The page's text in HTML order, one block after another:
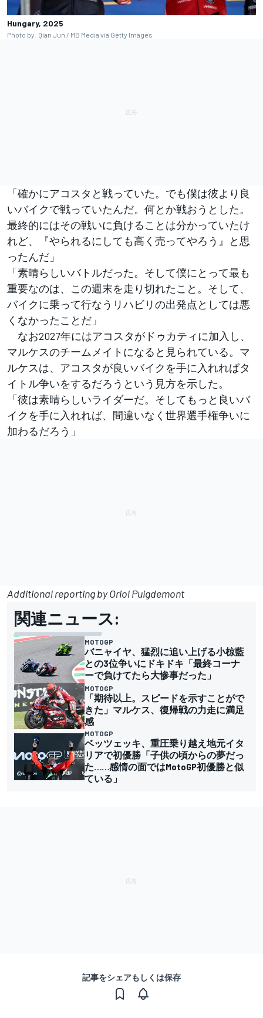
Hungary, 2025
Photo by: Qian Jun / MB Media via Getty Images
「確かにアコスタと戦っていた。でも僕は彼より良
いバイクで戦っていたんだ。何とか戦おうとした。
最終的にはその戦いに負けることは分かっていたけ
れど、『やられるにしても高く売ってやろう』と思
ったんだ」
「素晴らしいバトルだった。そして僕にとって最も
重要なのは、この週末を走り切れたこと。そして、
バイクに乗って行なうリハビリの出発点としては悪
くなかったことだ」
なお2027年にはアコスタがドゥカティに加入し、
マルケスのチームメイトになると見られている。マ
ルケスは、アコスタが良いバイクを手に入れればタ
イトル争いをするだろうという見方を示した。
「彼は素晴らしいライダーだ。そしてもっと良いバ
イクを手に入れれば、間違いなく世界選手権争いに
加わるだろう」
Additional reporting by Oriol Puigdemont
関連ニュース:
MOTOGP
バニャイヤ、猛烈に追い上げる小椋藍
との3位争いにドキドキ「最終コーナ
ーで負けてたら大惨事だった」
MOTOGP
「期待以上。スピードを示すことがで
きた」マルケス、復帰戦の力走に満足
感
MOTOGP
ベッツェッキ、重圧乗り越え地元イタ
リアで初優勝「子供の頃からの夢だっ
た……感情の面ではMotoGP初優勝と似
ている」
記事をシェアもしくは保存